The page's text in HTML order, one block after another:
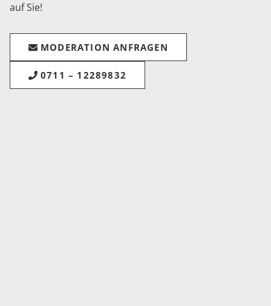
auf Sie!
MODERATION ANFRAGEN
0711 – 12289832